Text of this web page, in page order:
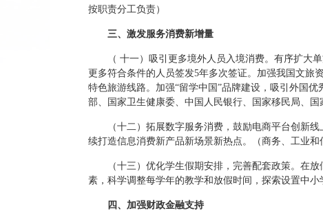
按职责分工负责）
三、激发服务消费新增量
（ 十一）吸引更多境外人员入境消费。有序扩大
更多符合条件的人员签发5年多次签证。加强我国文旅
特色旅游线路。加强“留学中国”品牌建设，吸引外国
部、国家卫生健康委、中国人民银行、国家移民局、国
（十二）拓展数字服务消费，鼓励电商平台创新
续打造信息消费新产品新场景新热点。（商务、工业和
（十三）优化学生假期安排，完善配套政策。在
素，科学调整每学年的教学和放假时间，探索设置中
四、加强财政金融支持